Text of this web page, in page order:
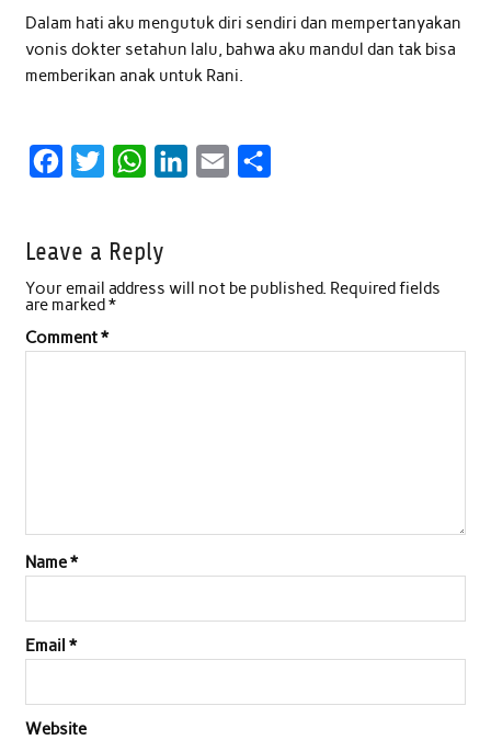
Dalam hati aku mengutuk diri sendiri dan mempertanyakan
vonis dokter setahun lalu, bahwa aku mandul dan tak bisa
memberikan anak untuk Rani.
e
b
o
t
e
r
W
t
s
p
e
I
l
e
Leave a Reply
Your email address will not be published. Required fields
are marked*
Comment*
Name*
Email *
Website